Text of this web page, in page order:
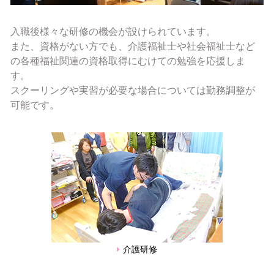
資格試験・研修
お問い合わせ・資料請求
法人MENU
法人TOP
法人の紹介
施設一覧
入職後様々な研修の機会が設けられています。
また、資格がない方でも、介護福祉士や社会福祉士など
の各種福祉関連の資格取得にむけての勉強を応援しま
す。
スクーリングや実習が必要な場合については勤務調整が
可能です。
介護研修